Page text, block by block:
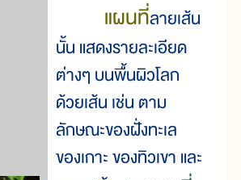
แผนที่ลายเส้น
นั้น แสดงรายละเอียด
ต่างๆ บนพื้นผิวโลก
ด้วยเส้น เช่น ตาม
ลักษณะของฝั่งทะเล
ของเกาะ ของทิวเขา และ